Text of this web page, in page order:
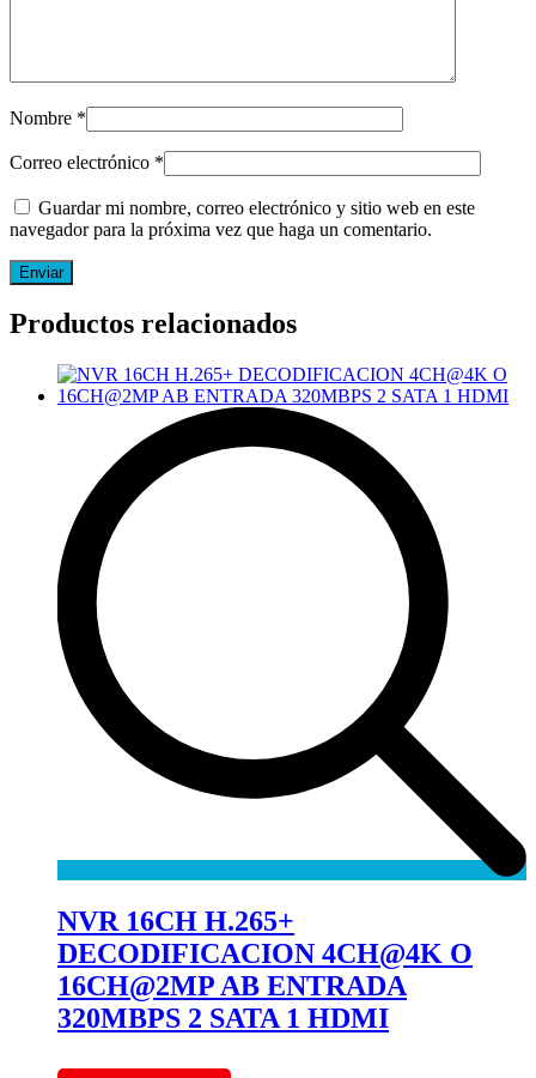
Nombre *
Correo electrónico *
Guardar mi nombre, correo electrónico y sitio web en este
navegador para la próxima vez que haga un comentario.
Productos relacionados
NVR 16CH H.265+
DECODIFICACION 4CH@4K O
16CH@2MP AB ENTRADA
320MBPS 2 SATA 1 HDMI